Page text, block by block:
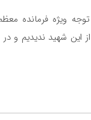
ویژه فرمانده
این شهید ندیدیم و در